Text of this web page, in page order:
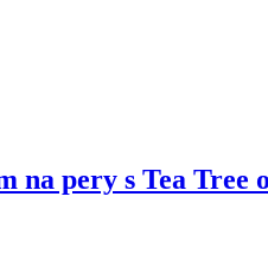
pery s Tea Tree